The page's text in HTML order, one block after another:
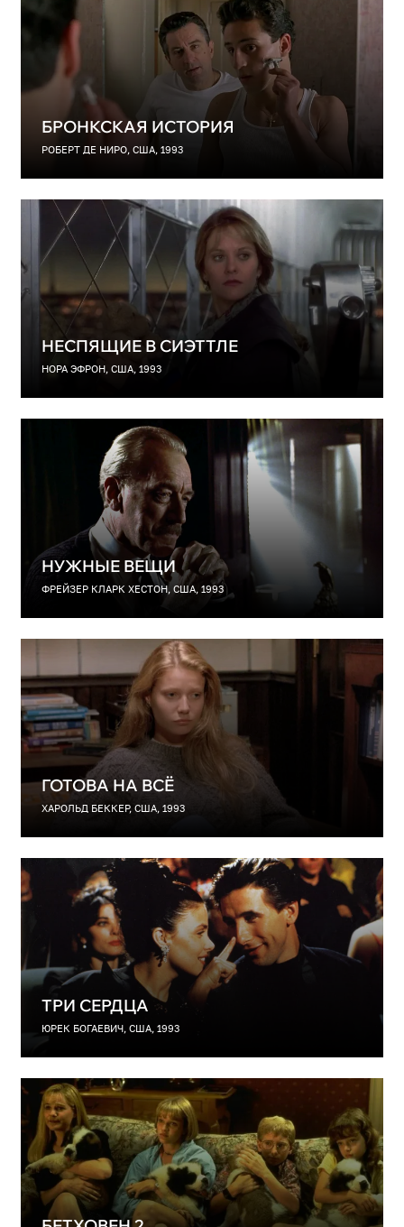
БРОНКСКАЯ ИСТОРИЯ
РОБЕРТ ДЕ НИРО, США, 1993
НЕСПЯЩИЕ В СИЭТТЛЕ
НОРА ЭФРОН, США, 1993
НУЖНЫЕ ВЕЩИ
ФРЕЙЗЕР КЛАРК ХЕСТОН, США, 1993
ГОТОВА НА ВСЁ
ХАРОЛЬД БЕККЕР, США, 1993
ТРИ СЕРДЦА
ЮРЕК БОГАЕВИЧ, США, 1993